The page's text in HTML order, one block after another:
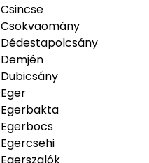
Csincse
Csokvaomány
Dédestapolcsány
Demjén
Dubicsány
Eger
Egerbakta
Egerbocs
Egercsehi